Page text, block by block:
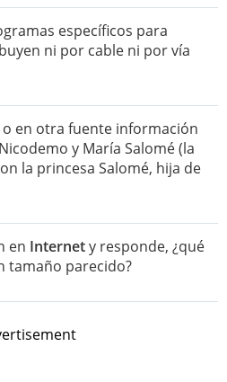
específicos para
ni por cable ni por vía
o en otra fuente información
y María Salomé (la
la princesa Salomé, hija de
en Internety responde, ¿qué
tamaño parecido?